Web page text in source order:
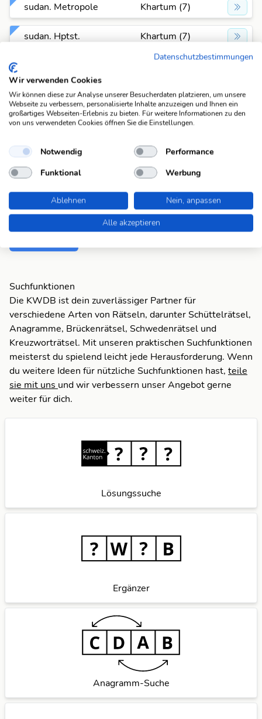
sudan. Metropole Khartum (7)
sudan. Hptst. Khartum (7)
Anagramme
Für die Antwort "Khartum" gibt es aktuell ein Anagramm
in der Datenbank. Pro Anagramm zeigen wir dir eine
passende Beispiel-Lösung an. Wenn du alle Lösungen
sehen möchtest, klicke einfach auf das entsprechende
Anagramm um alle Fragen anzuzeigen, die dazu passen.
MUKHTAR- türk. Dorfvorsteher
Suchfunktionen
Die KWDB ist dein zuverlässiger Partner für
verschiedene Arten von Rätseln, darunter Schüttelrätsel,
Anagramme, Brückenrätsel, Schwedenrätsel und
Kreuzworträtsel. Mit unseren praktischen Suchfunktionen
meisterst du spielend leicht jede Herausforderung. Wenn
du weitere Ideen für nützliche Suchfunktionen hast, teile
sie mit uns und wir verbessern unser Angebot gerne
weiter für dich.
Lösungssuche
Ergänzer
Anagramm-Suche
Datenschutzbestimmungen
Wir verwenden Cookies
Wir können diese zur Analyse unserer Besucherdaten platzieren, um unsere
Webseite zu verbessern, personalisierte Inhalte anzuzeigen und Ihnen ein
großartiges Webseiten-Erlebnis zu bieten. Für weitere Informationen zu den
von uns verwendeten Cookies öffnen Sie die Einstellungen.
Notwendig
Performance
Funktional
Werbung
Ablehnen
Nein, anpassen
Alle akzeptieren